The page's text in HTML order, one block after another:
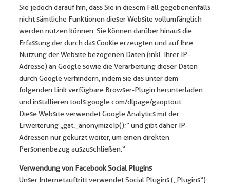
Sie jedoch darauf hin, dass Sie in diesem Fall gegebenenfalls
nicht sämtliche Funktionen dieser Website vollumfänglich
werden nutzen können. Sie können darüber hinaus die
Erfassung der durch das Cookie erzeugten und auf Ihre
Nutzung der Website bezogenen Daten (inkl. Ihrer IP-
Adresse) an Google sowie die Verarbeitung dieser Daten
durch Google verhindern, indem sie das unter dem
folgenden Link verfügbare Browser-Plugin herunterladen
und installieren tools.google.com/dlpage/gaoptout.
Diese Website verwendet Google Analytics mit der
Erweiterung „gat._anonymizeIp();“ und gibt daher IP-
Adressen nur gekürzt weiter, um einen direkten
Personenbezug auszuschließen.“
Verwendung von Facebook Social Plugins
Unser Internetauftritt verwendet Social Plugins („Plugins“)